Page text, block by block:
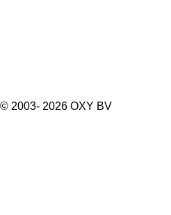
© 2003- 2026 OXY BV